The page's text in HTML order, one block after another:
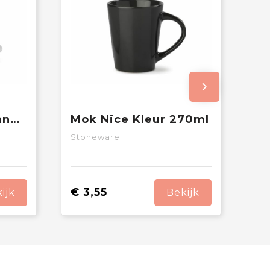
Kop & schotel Milano 160ml Mok Nice Kleur 270ml
Stoneware
€ 3,55 Bekijk